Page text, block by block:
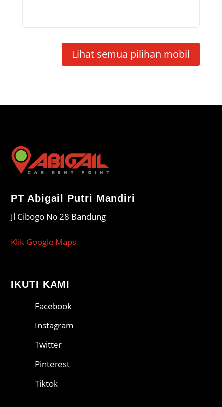
Lihat semua pilihan mobil
PT Abigail Putri Mandiri
Jl Cibogo No 28 Bandung
Klik Google Maps
IKUTI KAMI
Facebook
Instagram
Twitter
Pinterest
Tiktok